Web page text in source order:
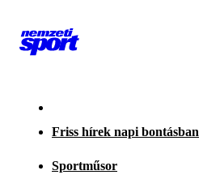
Friss hírek napi bontásban
Sportműsor